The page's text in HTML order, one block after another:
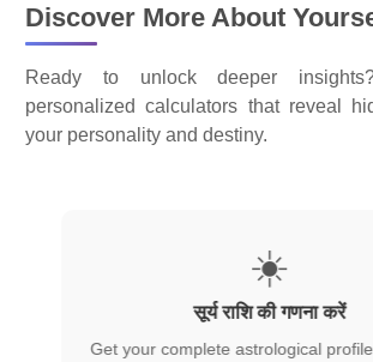
Discover More About
Ready to unlock deeper
personalized calculators that reveal
your personality and destiny.
☀️
सूर्य राशि की गणना करें
Get your complete astrological